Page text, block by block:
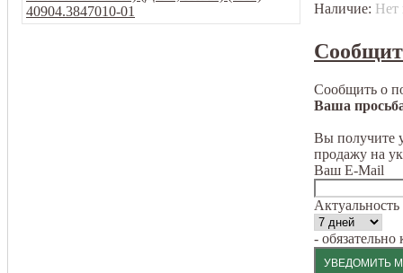
Наличие: Нет
Сообщить о
Ваша
Вы получите
продажу на
Ваш E-Mail
Актуальность
-